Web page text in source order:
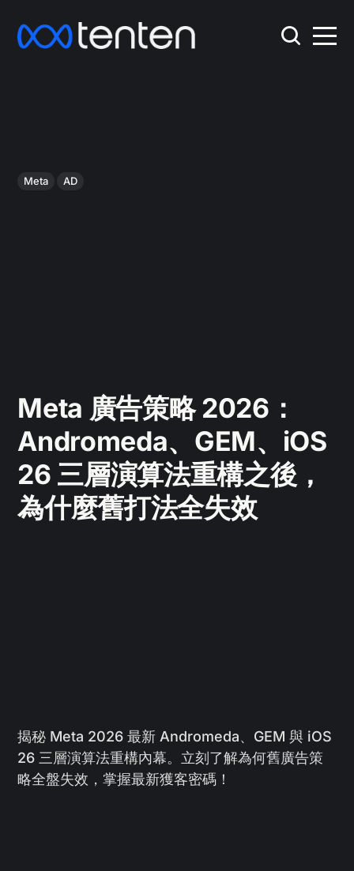
Meta AD
Meta 廣告策略 2026：
Andromeda、GEM、iOS
26 三層演算法重構之後，
為什麼舊打法全失效
揭秘 Meta 2026 最新 Andromeda、GEM 與 iOS
26 三層演算法重構內幕。立刻了解為何舊廣告策
略全盤失效，掌握最新獲客密碼！